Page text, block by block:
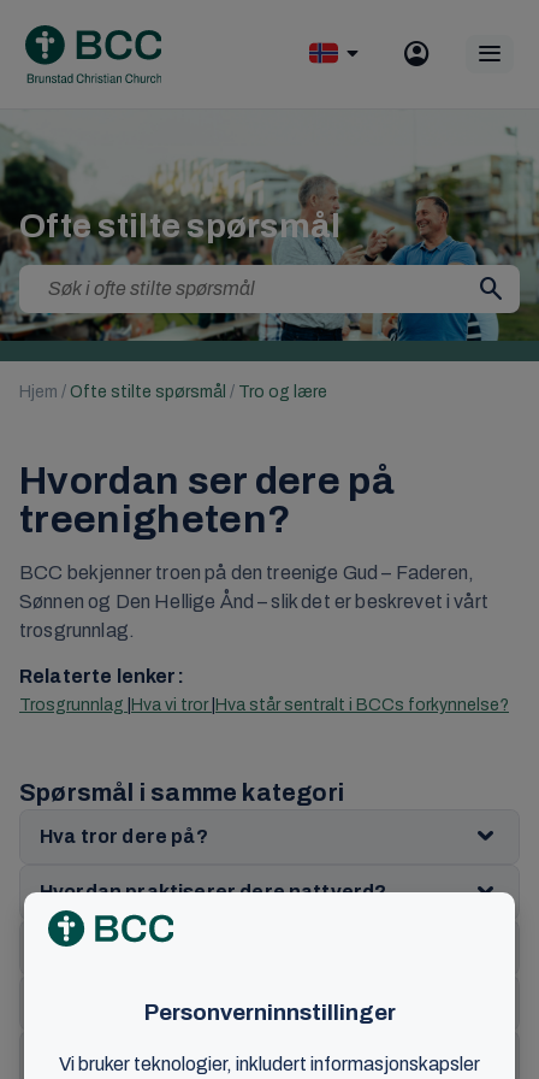
content
Ofte stilte spørsmål
Search
for:
Hjem / Ofte stilte spørsmål / Tro og lære
Hvordan ser dere på
treenigheten?
BCC bekjenner troen på den treenige Gud – Faderen,
Sønnen og Den Hellige Ånd – slik det er beskrevet i vårt
trosgrunnlag.
Relaterte lenker:
Trosgrunnlag Hva vi tror Hva står sentralt i BCCs forkynnelse?
Spørsmål i samme kategori
Hva tror dere på?
Hvordan praktiserer dere nattverd?
Hva forkynner BCC til barn?
Hvorfor har dere vitnemøter?
Hvem leder møtene?